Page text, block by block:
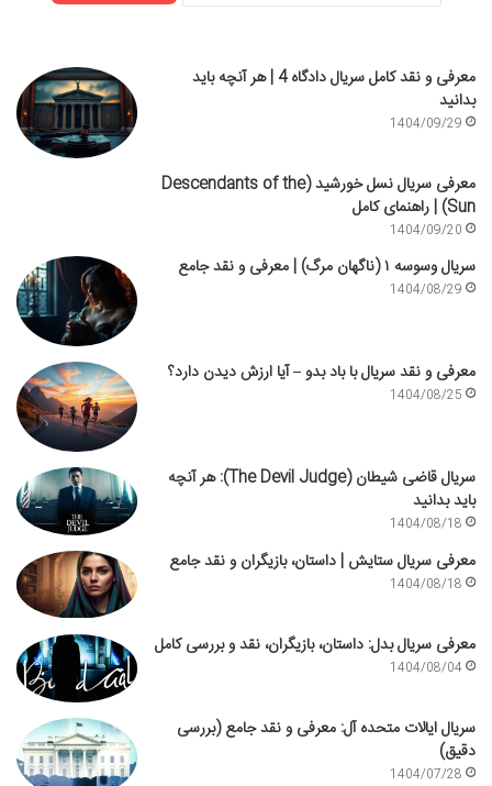
معرفی و نقد کامل سریال دادگاه 4 | هر آنچه باید
بدانید
1404/09/29
معرفی سریال نسل خورشید (Descendants of the
Sun) | راهنمای کامل
1404/09/20
سریال وسوسه ۱ (ناگهان مرگ) | معرفی و نقد جامع
1404/08/29
معرفی و نقد سریال با باد بدو – آیا ارزش دیدن دارد؟
1404/08/25
سریال قاضی شیطان (The Devil Judge): هر آنچه
باید بدانید
1404/08/18
معرفی سریال ستایش | داستان، بازیگران و نقد جامع
1404/08/18
معرفی سریال بدل: داستان، بازیگران، نقد و بررسی کامل
1404/08/04
سریال ایالات متحده آل: معرفی و نقد جامع (بررسی
دقیق)
1404/07/28